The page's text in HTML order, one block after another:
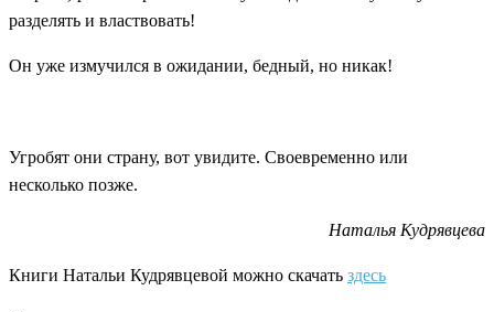
разделять и властвовать!
Он уже измучился в ожидании, бедный, но никак!
Угробят они страну, вот увидите. Своевременно или
несколько позже.
Наталья Кудрявцева
Книги Натальи Кудрявцевой можно скачать здесь